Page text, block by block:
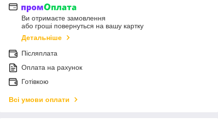
Ви отримаєте замовлення
або гроші повернуться на вашу картку
Детальніше
Післяплата
Оплата на рахунок
Готівкою
Всі умови оплати